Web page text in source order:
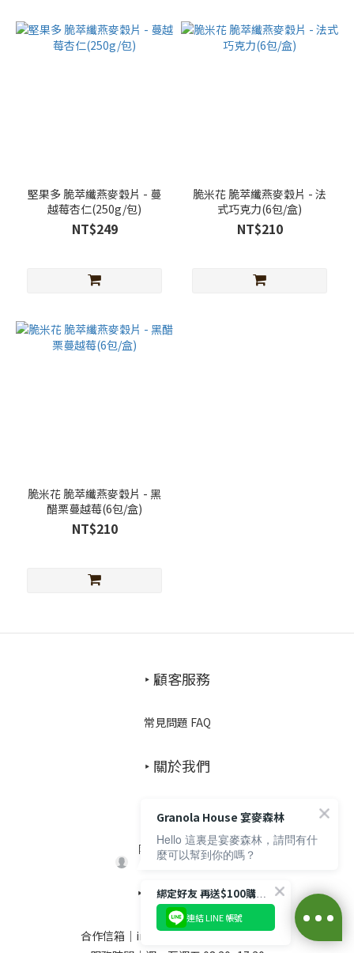
堅果多 脆萃纖燕麥穀片 - 蔓
越莓杏仁(250g/包)
NT$249
脆米花 脆萃纖燕麥穀片 - 法
式巧克力(6包/盒)
NT$210
脆米花 脆萃纖燕麥穀片 - 黑
醋栗蔓越莓(6包/盒)
NT$210
‣ 顧客服務
常見問題 FAQ
‣ 關於我們
隱私權保護政策
‣ 與我們聯繫
合作信箱｜info@granola-house.com
綁定好友 再送$100購物金
連結 LINE 帳號
Granola House 宴麥森林
Hello 這裏是宴麥森林，請問有什
麼可以幫到你的嗎？